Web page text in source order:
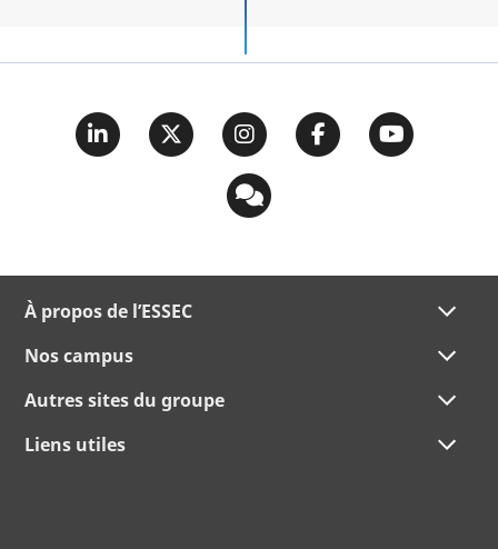
À propos de l’ESSEC
Nos campus
Autres sites du groupe
Liens utiles